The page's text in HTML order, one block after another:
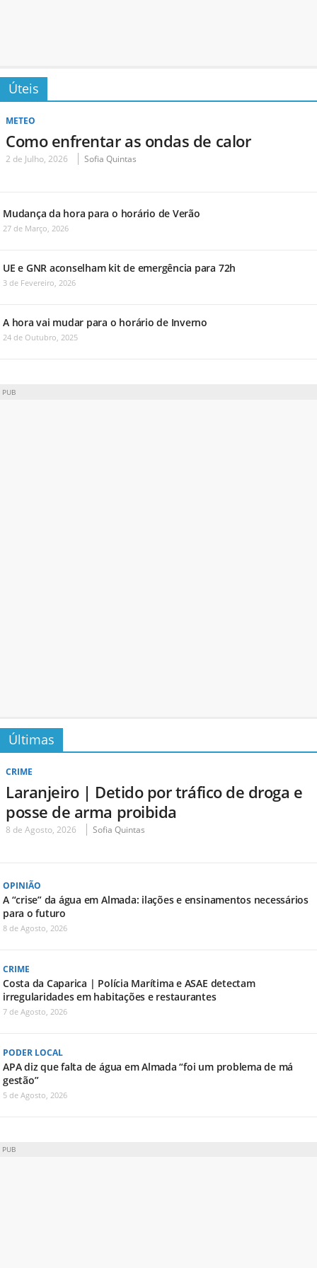
Úteis
METEO
Como enfrentar as ondas de calor
2 de Julho, 2026 Sofia Quintas
Mudança da hora para o horário de Verão
27 de Março, 2026
UE e GNR aconselham kit de emergência para 72h
3 de Fevereiro, 2026
A hora vai mudar para o horário de Inverno
24 de Outubro, 2025
PUB
Últimas
CRIME
Laranjeiro | Detido por tráfico de droga e
posse de arma proibida
8 de Agosto, 2026 Sofia Quintas
OPINIÃO
A “crise” da água em Almada: ilações e ensinamentos necessários
para o futuro
8 de Agosto, 2026
CRIME
Costa da Caparica | Polícia Marítima e ASAE detectam
irregularidades em habitações e restaurantes
7 de Agosto, 2026
PODER LOCAL
APA diz que falta de água em Almada “foi um problema de má
gestão”
5 de Agosto, 2026
PUB